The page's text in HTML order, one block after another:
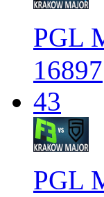
PGL
16897
43
PGL